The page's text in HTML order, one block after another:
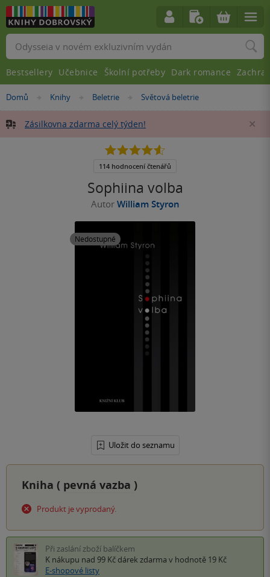
Nacházíte
zde:
Domů »
Knihy »
Beletrie »
Světová beletrie
Zásilkovna zdarma celý týden!
Sophiina volba
Autor William Styron
Nedostupné
Uložit do seznamu
4.6
5
114 hodnocení čtenářů
Kniha ( pevná vazba )
Produkt je vyprodaný.
Při zaslání zboží balíčkem
K nákupu nad 99 Kč dárek zdarma v hodnotě 19 Kč
E-shopové listy
Vyhledávání
Bestsellery Učebnice Školní potřeby Dark romance